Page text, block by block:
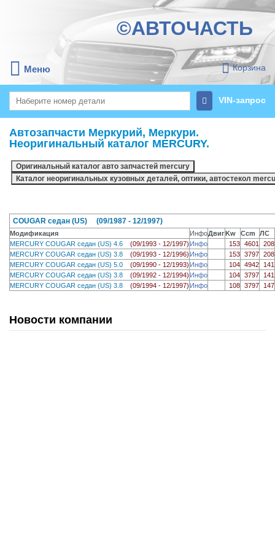
©АВТОЧАСТЬ
Меню Корзина
VIN-запрос
Автозапчасти Меркурий, Меркури.
Неоригинальный каталог MERCURY.
COUGAR седан (US) (09/1987 - 12/1997)
Модификация ИнфоДвигKw Ccm
ЛС
MERCURY COUGAR седан (US) 4.6 (09/1993 - 12/1997) Инфо 153 4601
208
MERCURY COUGAR седан (US) 3.8 (09/1993 - 12/1996) Инфо 153 3797 208
MERCURY COUGAR седан (US) 5.0 (09/1990 - 12/1993) Инфо 104 4942 141
MERCURY COUGAR седан (US) 3.8 (09/1992 - 12/1994) Инфо 104 3797 141
MERCURY COUGAR седан (US) 3.8 (09/1994 - 12/1997) Инфо 108 3797 147
Новости компании